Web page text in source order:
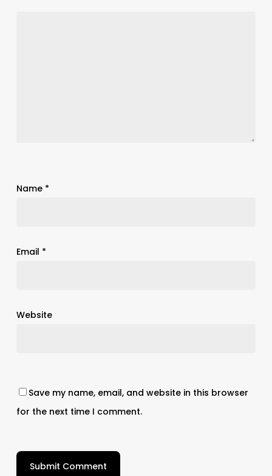
Name *
Email *
Website
Save my name, email, and website in this browser
for the next time I comment.